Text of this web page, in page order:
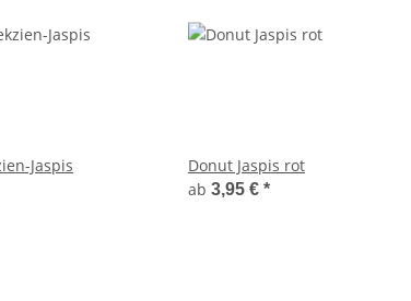
Jaspis
Donut Jaspis rot
ab 3,95 € *